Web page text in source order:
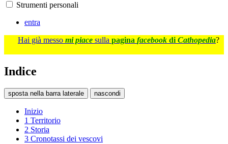
Strumenti personali
entra
Hai già messo mi piace sulla pagina facebook di Cathopedia?
Indice
sposta nella barra laterale nascondi
Inizio
1 Territorio
2 Storia
3 Cronotassi dei vescovi